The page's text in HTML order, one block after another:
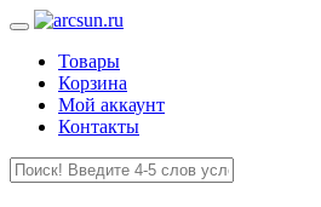
Товары
Корзина
Мой аккаунт
Контакты